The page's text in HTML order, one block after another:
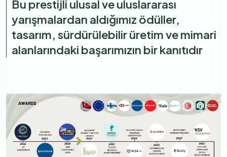
Bu prestijli ulusal ve uluslararası
yarışmalardan aldığımız ödüller,
tasarım, sürdürülebilir üretim ve mimari
alanlarındaki başarımızın bir kanıtıdır